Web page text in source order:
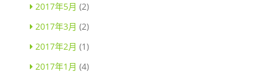
2017年5月 (2)
2017年3月 (2)
2017年2月 (1)
2017年1月 (4)